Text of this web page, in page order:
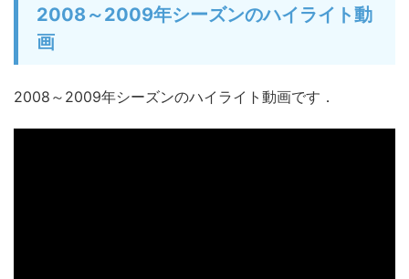
2008～2009年シーズンのハイライト動
画
2008～2009年シーズンのハイライト動画です．